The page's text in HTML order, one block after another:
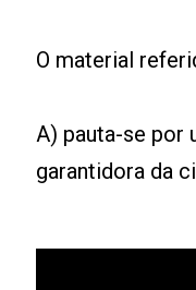
O material
A) pauta-se por
garantidora da